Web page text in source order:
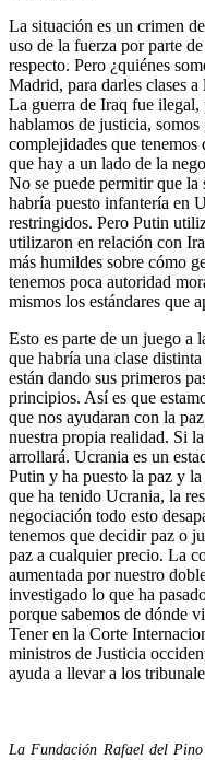
La situación es un crimen
uso de la fuerza por parte
respecto. Pero ¿quiénes
Madrid, para darles clases a
La guerra de Iraq fue ilegal,
hablamos de justicia,
complejidades que tenemos
que hay a un lado de la
No se puede permitir que
habría puesto infantería en
restringidos. Pero Putin
utilizaron en relación con
más humildes sobre cómo
tenemos poca autoridad
mismos los estándares que
Esto es parte de un juego a
que habría una clase
están dando sus primeros
principios. Así es que
que nos ayudaran con la
nuestra propia realidad. Si
arrollará. Ucrania es un
Putin y ha puesto la paz y
que ha tenido Ucrania, la
negociación todo esto
tenemos que decidir paz o
paz a cualquier precio. La
aumentada por nuestro
investigado lo que ha
porque sabemos de dónde
Tener en la Corte
ministros de Justicia
ayuda a llevar a los
La Fundación Rafael del Pino